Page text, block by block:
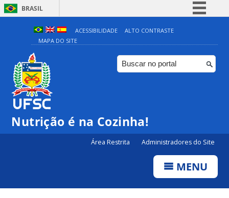
BRASIL
Simplifique!
Comunica BR
Participe
ACESSIBILIDADE
ALTO CONTRASTE
MAPA DO SITE
Nutrição é na Cozinha!
Área Restrita Administradores do Site
MENU